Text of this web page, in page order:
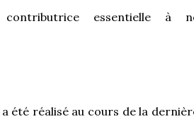
contributrice essentielle à
été réalisé au cours de la